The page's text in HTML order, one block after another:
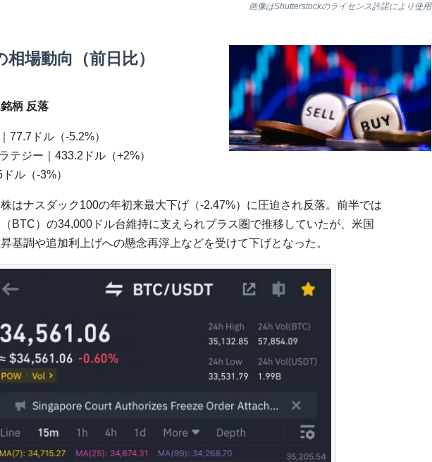
画像はShutterstockのライセンス許諾により使用
場動向（前日比）
柄 反落
77.7ドル（-5.2%）
テジー｜433.2ドル（+2%）
ル（-3%）
はナスダック100の年初来最大下げ（-2.47%）に圧迫され反落。前半では
BTC）の34,000ドル台維持に支えられプラス圏で推移していたが、米国
基調や追加利上げへの懸念再浮上などを受けて下げとなった。